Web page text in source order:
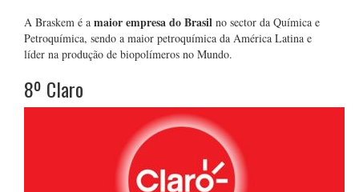
A Braskem é a maior empresa do Brasil no sector da Química e
Petroquímica, sendo a maior petroquímica da América Latina e
líder na produção de biopolímeros no Mundo.
8º Claro